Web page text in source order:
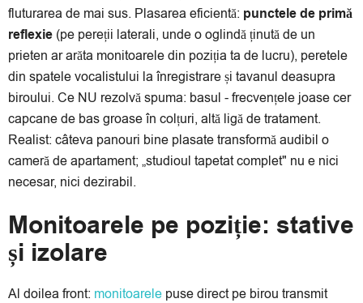
fluturarea de mai sus. Plasarea eficientă: punctele de primă
reflexie (pe pereții laterali, unde o oglindă ținută de un
prieten ar arăta monitoarele din poziția ta de lucru), peretele
din spatele vocalistului la înregistrare și tavanul deasupra
biroului. Ce NU rezolvă spuma: basul - frecvențele joase cer
capcane de bas groase în colțuri, altă ligă de tratament.
Realist: câteva panouri bine plasate transformă audibil o
cameră de apartament; „studioul tapetat complet" nu e nici
necesar, nici dezirabil.
Monitoarele pe poziție: stative
și izolare
Al doilea front: monitoarele puse direct pe birou transmit